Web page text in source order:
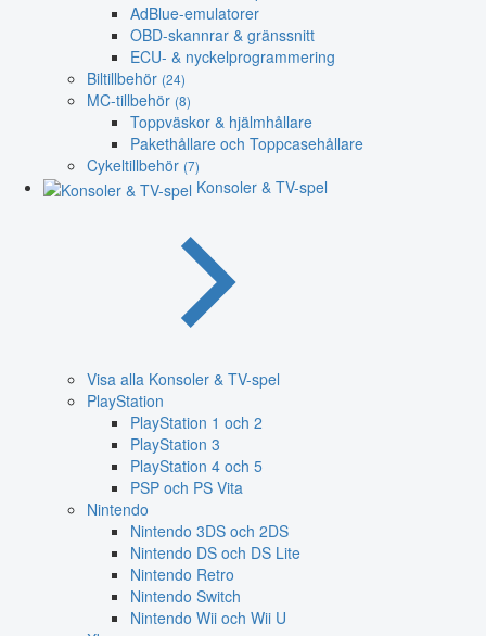
AdBlue-emulatorer
OBD-skannrar & gränssnitt
ECU- & nyckelprogrammering
Biltillbehör (24)
MC-tillbehör (8)
Toppväskor & hjälmhållare
Pakethållare och Toppcasehållare
Cykeltillbehör (7)
Konsoler & TV-spel
Visa alla Konsoler & TV-spel
PlayStation
PlayStation 1 och 2
PlayStation 3
PlayStation 4 och 5
PSP och PS Vita
Nintendo
Nintendo 3DS och 2DS
Nintendo DS och DS Lite
Nintendo Retro
Nintendo Switch
Nintendo Wii och Wii U